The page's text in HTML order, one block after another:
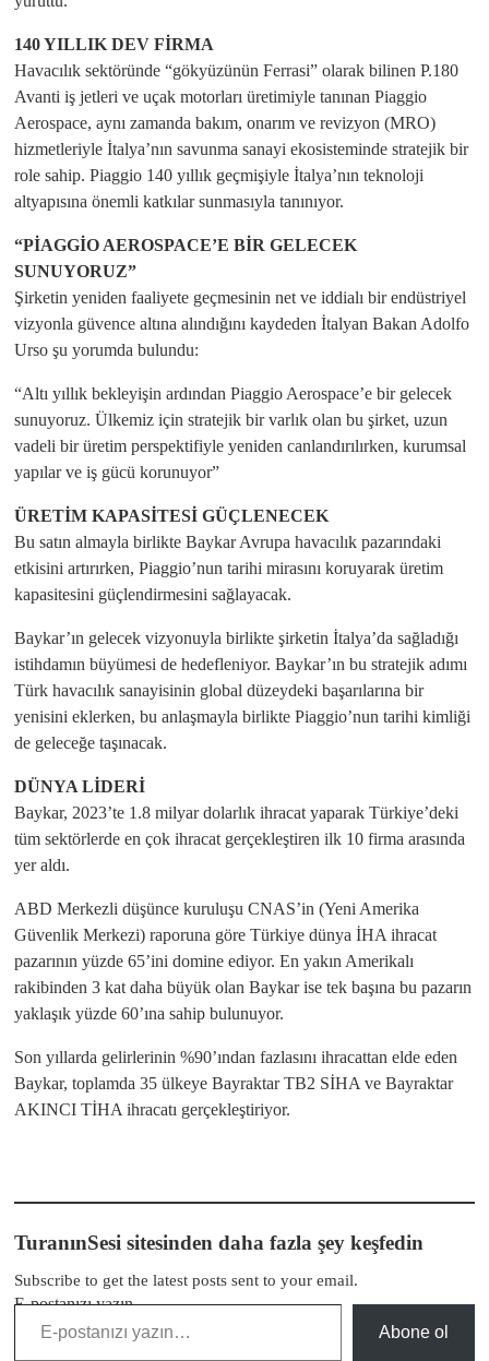
140 YILLIK DEV FİRMA
Havacılık sektöründe “gökyüzünün Ferrasi” olarak bilinen P.180
Avanti iş jetleri ve uçak motorları üretimiyle tanınan Piaggio
Aerospace, aynı zamanda bakım, onarım ve revizyon (MRO)
hizmetleriyle İtalya’nın savunma sanayi ekosisteminde stratejik bir
role sahip. Piaggio 140 yıllık geçmişiyle İtalya’nın teknoloji
altyapısına önemli katkılar sunmasıyla tanınıyor.
“PİAGGİO AEROSPACE’E BİR GELECEK
SUNUYORUZ”
Şirketin yeniden faaliyete geçmesinin net ve iddialı bir endüstriyel
vizyonla güvence altına alındığını kaydeden İtalyan Bakan Adolfo
Urso şu yorumda bulundu:
“Altı yıllık bekleyişin ardından Piaggio Aerospace’e bir gelecek
sunuyoruz. Ülkemiz için stratejik bir varlık olan bu şirket, uzun
vadeli bir üretim perspektifiyle yeniden canlandırılırken, kurumsal
yapılar ve iş gücü korunuyor”
ÜRETİM KAPASİTESİ GÜÇLENECEK
Bu satın almayla birlikte Baykar Avrupa havacılık pazarındaki
etkisini artırırken, Piaggio’nun tarihi mirasını koruyarak üretim
kapasitesini güçlendirmesini sağlayacak.
Baykar’ın gelecek vizyonuyla birlikte şirketin İtalya’da sağladığı
istihdamın büyümesi de hedefleniyor. Baykar’ın bu stratejik adımı
Türk havacılık sanayisinin global düzeydeki başarılarına bir
yenisini eklerken, bu anlaşmayla birlikte Piaggio’nun tarihi kimliği
de geleceğe taşınacak.
DÜNYA LİDERİ
Baykar, 2023’te 1.8 milyar dolarlık ihracat yaparak Türkiye’deki
tüm sektörlerde en çok ihracat gerçekleştiren ilk 10 firma arasında
yer aldı.
ABD Merkezli düşünce kuruluşu CNAS’in (Yeni Amerika
Güvenlik Merkezi) raporuna göre Türkiye dünya İHA ihracat
pazarının yüzde 65’ini domine ediyor. En yakın Amerikalı
rakibinden 3 kat daha büyük olan Baykar ise tek başına bu pazarın
yaklaşık yüzde 60’ına sahip bulunuyor.
Son yıllarda gelirlerinin %90’ından fazlasını ihracattan elde eden
Baykar, toplamda 35 ülkeye Bayraktar TB2 SİHA ve Bayraktar
AKINCI TİHA ihracatı gerçekleştiriyor.
TuranınSesi sitesinden daha fazla şey keşfedin
Subscribe to get the latest posts sent to your email.
E-postanızı yazın…
Abone ol